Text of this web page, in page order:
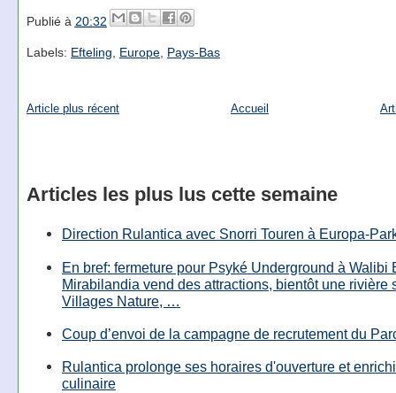
Publié à 20:32
Labels: Efteling Europe, Pays-Bas
Article plus récent Accueil
Articles les plus lus cette semaine
Direction Rulantica avec Snorri Touren à Europa-
En bref: fermeture pour Psyké Underground à Walibi
Mirabilandia vend des attractions, bientôt une rivière
Villages Nature, …
Coup d’envoi de la campagne de recrutement du
Rulantica prolonge ses horaires d'ouverture et
culinaire